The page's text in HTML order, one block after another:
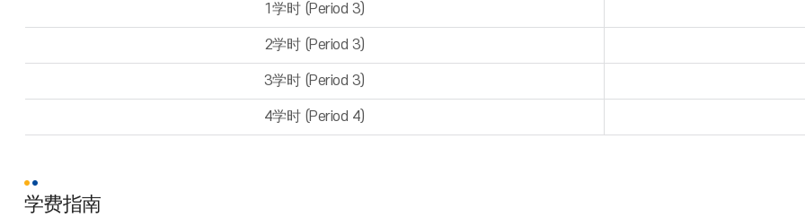
1学时 (Period 3)
2学时 (Period 3)
3学时 (Period 3)
4学时 (Period 4)
学费指南